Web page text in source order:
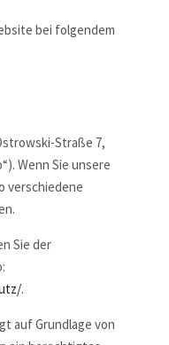
bei folgendem
Straße 7,
Wenn Sie unsere
verschiedene
Sie der
.
auf Grundlage von